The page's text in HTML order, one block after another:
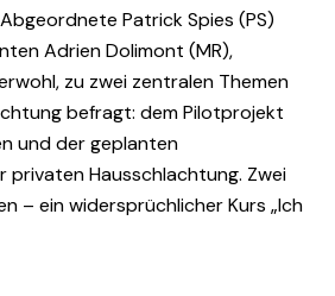
Patrick Spies (PS)
Adrien Dolimont (MR),
zu zwei zentralen Themen
befragt: dem Pilotprojekt
und der geplanten
privaten Hausschlachtung. Zwei
– ein widersprüchlicher Kurs „Ich